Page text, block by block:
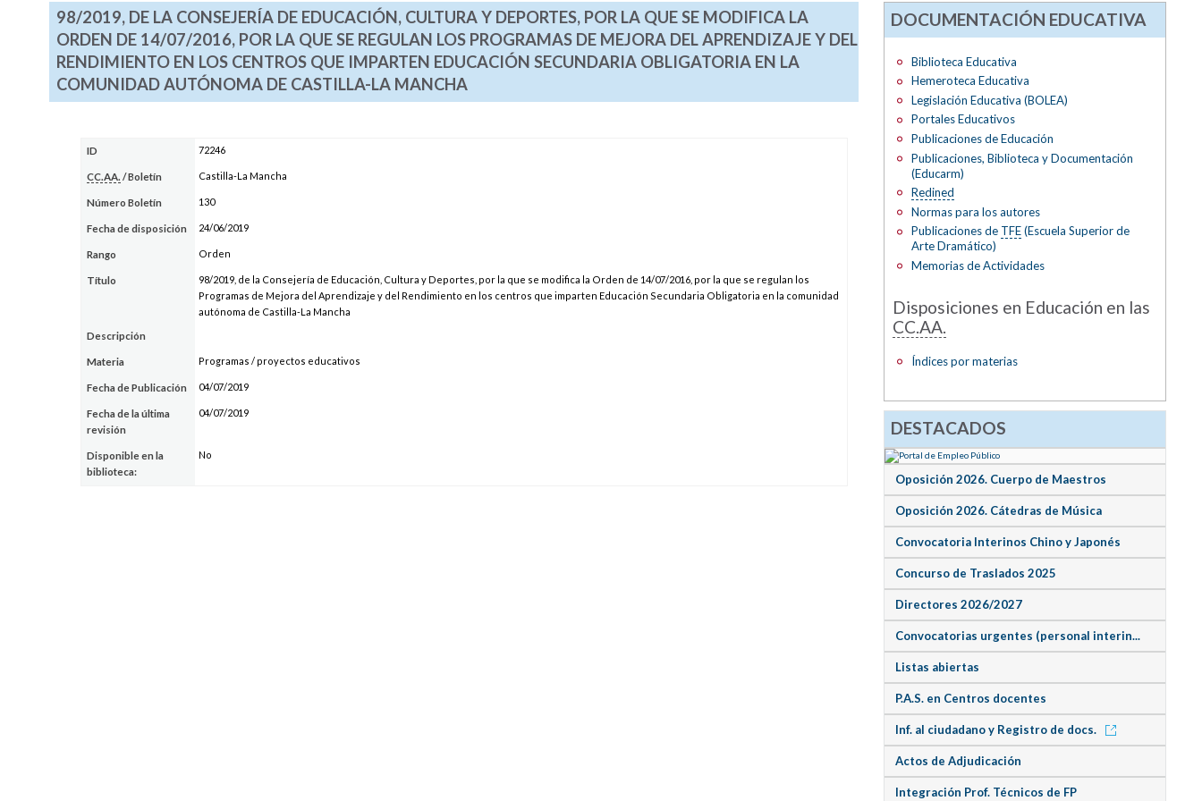
98/2019, DE LA CONSEJERÍA DE EDUCACIÓN, CULTURA Y DEPORTES, POR LA QUE SE MODIFICA LA
ORDEN DE 14/07/2016, POR LA QUE SE REGULAN LOS PROGRAMAS DE MEJORA DEL APRENDIZAJE Y DEL
RENDIMIENTO EN LOS CENTROS QUE IMPARTEN EDUCACIÓN SECUNDARIA OBLIGATORIA EN LA
COMUNIDAD AUTÓNOMA DE CASTILLA-LA MANCHA
ID 72246
CC.AA. / Boletín Castilla-La Mancha
Número Boletín 130
Fecha de disposición 24/06/2019
Rango Orden
Título
98/2019, de la Consejería de Educación, Cultura y Deportes, por la que se modifica la Orden de 14/07/2016, por la que se regulan los
Programas de Mejora del Aprendizaje y del Rendimiento en los centros que imparten Educación Secundaria Obligatoria en la comunidad
autónoma de Castilla-La Mancha
Descripción
Materia Programas / proyectos educativos
Fecha de Publicación 04/07/2019
Fecha de la última
revisión
04/07/2019
Disponible en la
biblioteca:
No
DOCUMENTACIÓN EDUCATIVA
Biblioteca Educativa
Hemeroteca Educativa
Legislación Educativa (BOLEA)
Portales Educativos
Publicaciones de Educación
Publicaciones, Biblioteca y Documentación
(Educarm)
Redined
Normas para los autores
Publicaciones de TFE(Escuela Superior de
Arte Dramático)
Memorias de Actividades
Disposiciones en Educación en las
CC.AA.
Índices por materias
DESTACADOS
Oposición 2026. Cuerpo de Maestros
Oposición 2026. Cátedras de Música
Convocatoria Interinos Chino y Japonés
Concurso de Traslados 2025
Directores 2026/2027
Convocatorias urgentes (personal interin...
Listas abiertas
P.A.S. en Centros docentes
Inf. al ciudadano y Registro de docs.
Actos de Adjudicación
Integración Prof. Técnicos de FP